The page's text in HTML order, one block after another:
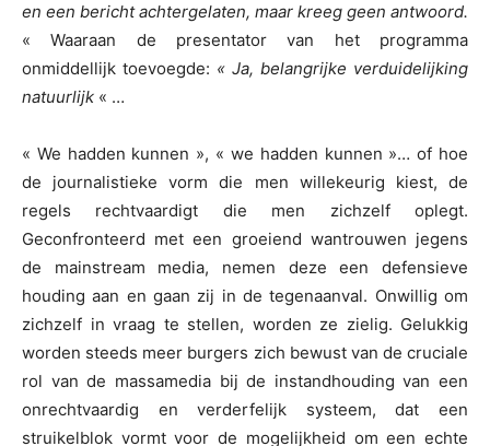
en een bericht achtergelaten, maar kreeg geen antwoord.
« Waaraan de presentator van het programma
onmiddellijk toevoegde: « Ja, belangrijke verduidelijking
natuurlijk « …
« We hadden kunnen », « we hadden kunnen »… of hoe
de journalistieke vorm die men willekeurig kiest, de
regels rechtvaardigt die men zichzelf oplegt.
Geconfronteerd met een groeiend wantrouwen jegens
de mainstream media, nemen deze een defensieve
houding aan en gaan zij in de tegenaanval. Onwillig om
zichzelf in vraag te stellen, worden ze zielig. Gelukkig
worden steeds meer burgers zich bewust van de cruciale
rol van de massamedia bij de instandhouding van een
onrechtvaardig en verderfelijk systeem, dat een
struikelblok vormt voor de mogelijkheid om een echte